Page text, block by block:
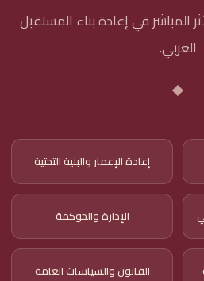
المباشر في إعادة بناء المستقبل
العربي.
إعادة الإعمار والبنية التحتية
الإدارة والحوكمة
القانون والسياسات العامة